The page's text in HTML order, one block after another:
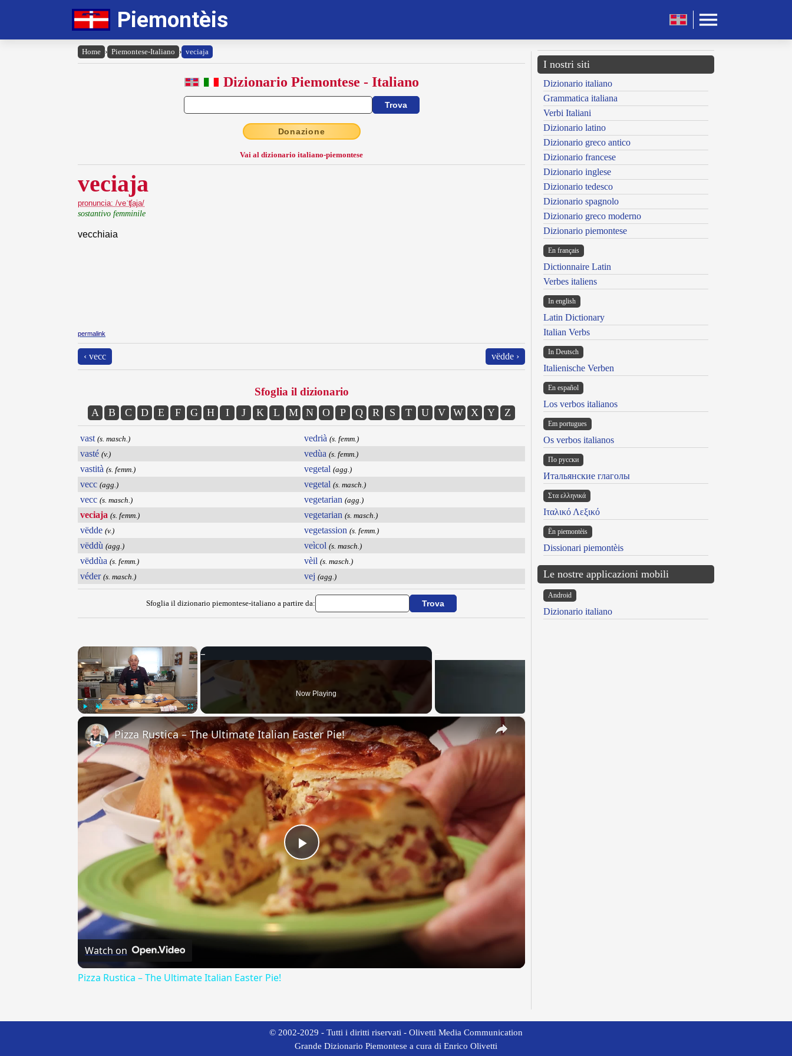
Piemontèis
Home › Piemontese-Italiano › veciaja
Dizionario Piemontese - Italiano
Donazione
Vai al dizionario italiano-piemontese
veciaja
pronuncia: /veˈʧaja/
sostantivo femminile
vecchiaia
permalink
‹ vecc vëdde ›
Sfoglia il dizionario
A B C D E F G H I J K L M N O P Q R S T U V W X Y Z
vast (s. masch.)
vasté (v.)
vastità (s. femm.)
vecc (agg.)
vecc (s. masch.)
veciaja (s. femm.)
vëdde (v.)
vëddù (agg.)
vëddùa (s. femm.)
véder (s. masch.)
vedrià (s. femm.)
vedùa (s. femm.)
vegetal (agg.)
vegetal (s. masch.)
vegetarian (agg.)
vegetarian (s. masch.)
vegetassion (s. femm.)
veìcol (s. masch.)
vèil (s. masch.)
vej (agg.)
Sfoglia il dizionario piemontese-italiano a partire da:
×
Fullscreen
Now Playing
×
Play
Video
Pizza Rustica – The Ultimate Italian Easter Pie!
Watch on
Pizza Rustica – The Ultimate Italian Easter Pie!
I nostri siti
Dizionario italiano
Grammatica italiana
Verbi Italiani
Dizionario latino
Dizionario greco antico
Dizionario francese
Dizionario inglese
Dizionario tedesco
Dizionario spagnolo
Dizionario greco moderno
Dizionario piemontese
En français
Dictionnaire Latin
Verbes italiens
In english
Latin Dictionary
Italian Verbs
In Deutsch
Italienische Verben
En español
Los verbos italianos
Em portugues
Os verbos italianos
По русски
Итальянские глаголы
Στα ελληνικά
Ιταλικό Λεξικό
Ën piemontèis
Dissionari piemontèis
Le nostre applicazioni mobili
Android
Dizionario italiano
© 2002-2029 - Tutti i diritti riservati - Olivetti Media Communication
Grande Dizionario Piemontese a cura di Enrico Olivetti